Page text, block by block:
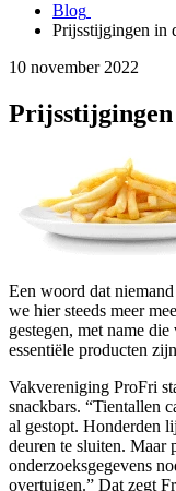
Blog
Prijsstijgingen in
10 november 2022
Prijsstijgingen
Een woord dat
we hier steeds meer
gestegen, met name
essentiële producten
Vakvereniging ProFri
snackbars. “Tientallen
al gestopt. Honderden
deuren te sluiten. Maar
onderzoeksgegevens
overtuigen.” Dat zegt